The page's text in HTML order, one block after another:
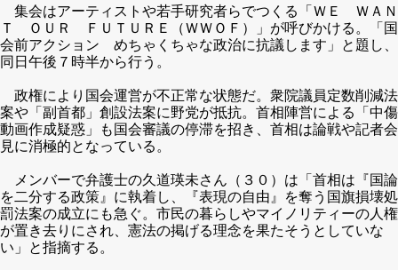
集会はアーティストや若手研究者らでつくる「ＷＥ ＷＡＮ
Ｔ ＯＵＲ ＦＵＴＵＲＥ（ＷＷＯＦ）」が呼びかける。「国
会前アクション めちゃくちゃな政治に抗議します」と題し、
同日午後７時半から行う。
政権により国会運営が不正常な状態だ。衆院議員定数削減法
案や「副首都」創設法案に野党が抵抗。首相陣営による「中傷
動画作成疑惑」も国会審議の停滞を招き、首相は論戦や記者会
見に消極的となっている。
メンバーで弁護士の久道瑛未さん（３０）は「首相は『国論
を二分する政策』に執着し、『表現の自由』を奪う国旗損壊処
罰法案の成立にも急ぐ。市民の暮らしやマイノリティーの人権
が置き去りにされ、憲法の掲げる理念を果たそうとしていな
い」と指摘する。